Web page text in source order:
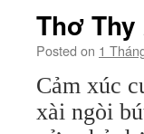
Thơ Thy
Posted on 1
Cảm xúc
xài ngòi